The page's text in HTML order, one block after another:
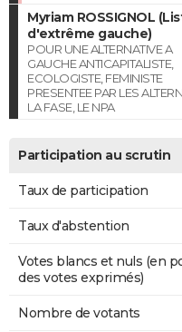
Myriam ROSSIGNOL
d'extrême gauche)
POUR UNE ALTERNATIVE A
GAUCHE ANTICAPITALISTE,
ECOLOGISTE, FEMINISTE
PRESENTEE PAR LES
LA FASE, LE NPA
Participation au scrutin
Taux de participation
Taux d'abstention
Votes blancs et nuls (en
des votes exprimés)
Nombre de votants